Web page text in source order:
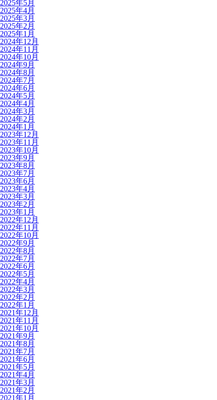
2025年5月
2025年4月
2025年3月
2025年2月
2025年1月
2024年12月
2024年11月
2024年10月
2024年9月
2024年8月
2024年7月
2024年6月
2024年5月
2024年4月
2024年3月
2024年2月
2024年1月
2023年12月
2023年11月
2023年10月
2023年9月
2023年8月
2023年7月
2023年6月
2023年4月
2023年3月
2023年2月
2023年1月
2022年12月
2022年11月
2022年10月
2022年9月
2022年8月
2022年7月
2022年6月
2022年5月
2022年4月
2022年3月
2022年2月
2022年1月
2021年12月
2021年11月
2021年10月
2021年9月
2021年8月
2021年7月
2021年6月
2021年5月
2021年4月
2021年3月
2021年2月
2021年1月